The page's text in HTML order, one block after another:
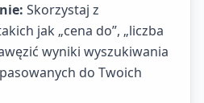
Skorzystaj z
jak „cena do”, „liczba
wyniki wyszukiwania
do Twoich